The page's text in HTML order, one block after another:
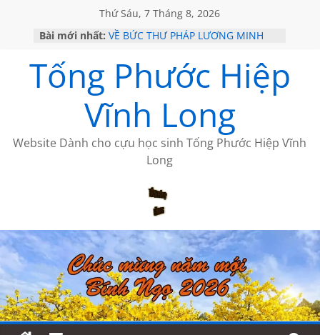
Thứ Sáu, 7 Tháng 8, 2026
Bài mới nhất: VỀ BỨC THƯ PHÁP LƯƠNG MINH
HỌC SỬ HỒI XƯA
MỘT ĐỜI ĐI QUA NHỮNG TRANG
SÁCH
BẤT CHỢT CỦA CHÂU LỆ DUNG
CÀ PHÊ NGẮM NÚI
Tống Phước Hiệp
Vĩnh Long
Website Dành cho cựu học sinh Tống Phước Hiệp Vĩnh
Long